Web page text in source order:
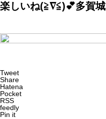
楽しいね(≧∇≦)💕︎多賀城
Tweet
Share
Hatena
Pocket
RSS
feedly
Pin it